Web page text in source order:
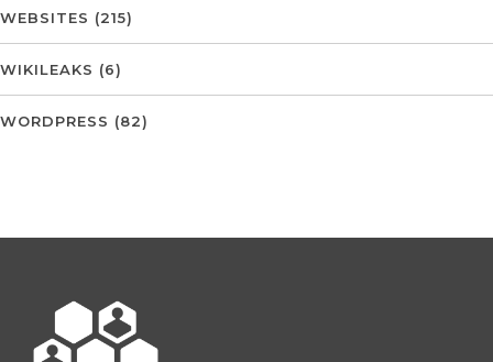
WEBSITES (215)
WIKILEAKS (6)
WORDPRESS (82)